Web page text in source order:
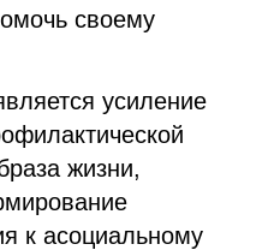
своему
усиление
жизни,
к асоциальному